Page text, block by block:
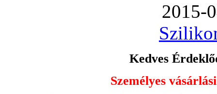
2015-
Kedves
Személyes